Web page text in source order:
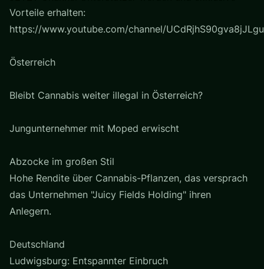
Vorteile erhalten:
https://www.youtube.com/channel/
Österreich
Bleibt Cannabis weiter illegal in Österreich?
Jungunternehmer mit Moped erwischt
Abzocke im großen Stil
Hohe Rendite über Cannabis-Pflanzen, das versprach
das Unternehmen "Juicy Fields Holding" ihren
Anlegern.
Deutschland
Ludwigsburg: Entspannter Einbruch